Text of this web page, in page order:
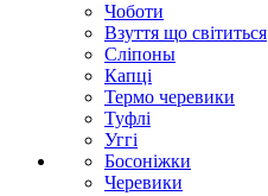
Чоботи
Взуття що світиться
Сліпоны
Капці
Термо черевики
Туфлі
Уггі
Босоніжки
Черевики